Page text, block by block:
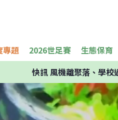
專題 2026世足賽 生態保育
快訊風機離聚落、學校